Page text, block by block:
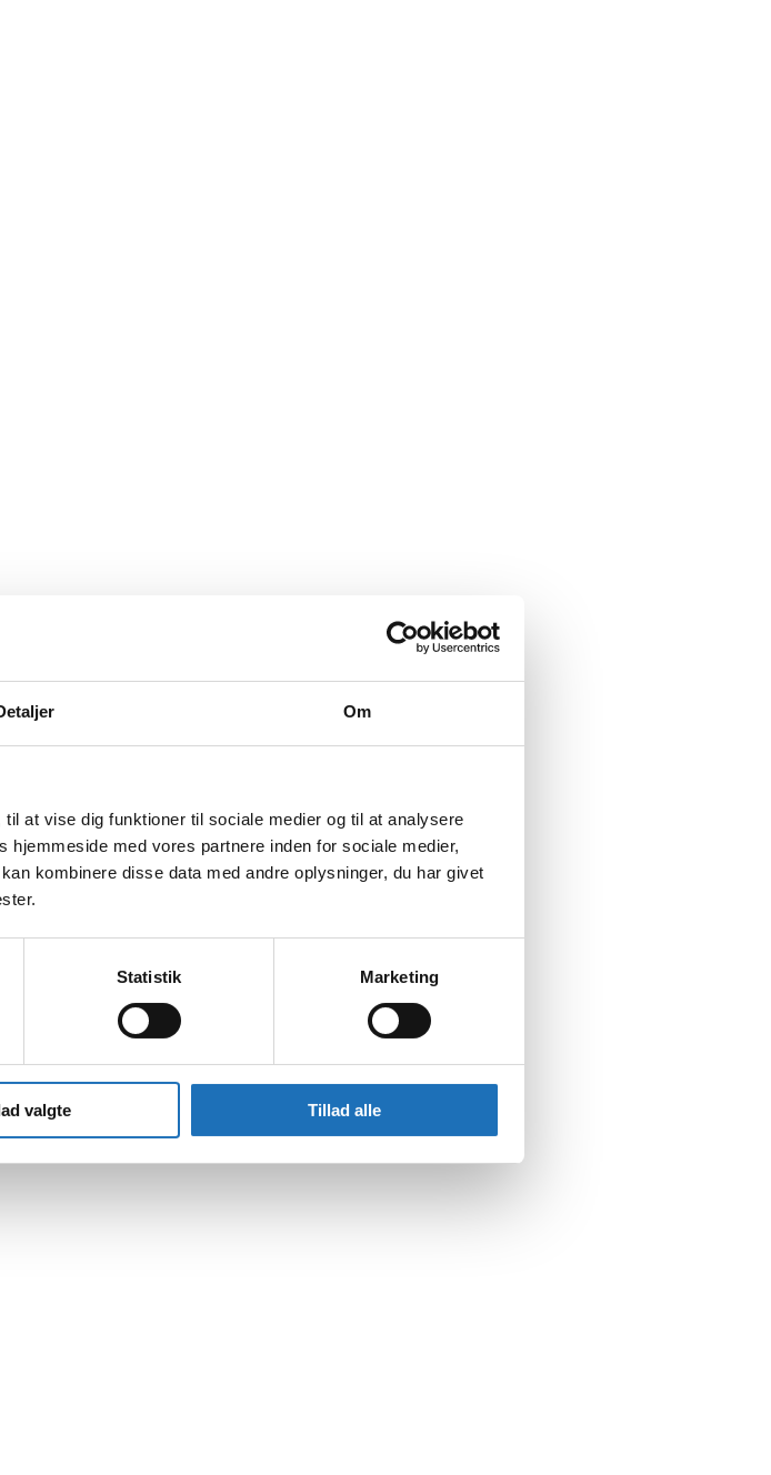
Om
at vise dig funktioner til sociale medier og til at analysere
med vores partnere inden for sociale medier,
kombinere disse data med andre oplysninger, du har givet
Statistik Marketing
valgte Tillad alle